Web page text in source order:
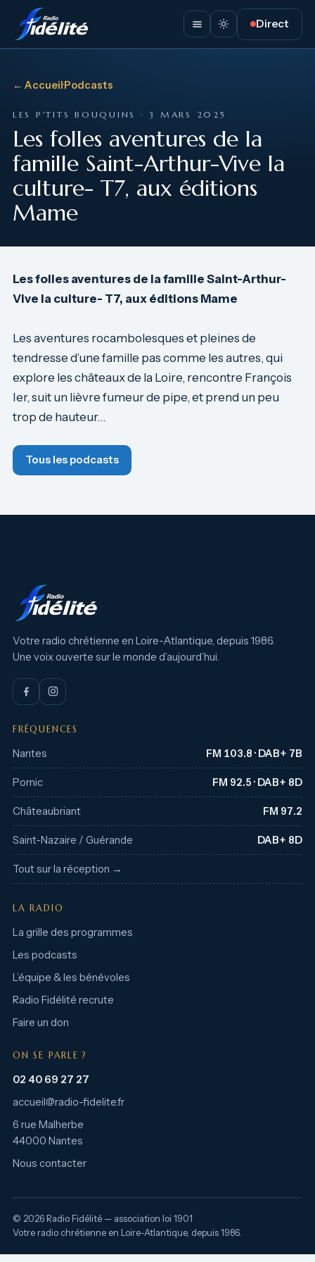
Direct
← Accueil·Podcasts
LES P'TITS BOUQUINS · 3 MARS 2025
Les folles aventures de la
famille Saint-Arthur-Vive la
culture- T7, aux éditions
Mame
Les folles aventures de la famille Saint-Arthur-
Vive la culture- T7, aux éditions Mame
Les aventures rocambolesques et pleines de
tendresse d’une famille pas comme les autres, qui
explore les châteaux de la Loire, rencontre François
Ier, suit un lièvre fumeur de pipe, et prend un peu
trop de hauteur…
Tous les podcasts
Votre radio chrétienne en Loire-Atlantique, depuis 1986.
Une voix ouverte sur le monde d’aujourd’hui.
FRÉQUENCES
Nantes FM 103.8 · DAB+ 7B
Pornic FM 92.5 · DAB+ 8D
Châteaubriant FM 97.2
Saint-Nazaire / Guérande DAB+ 8D
Tout sur la réception →
LA RADIO
La grille des programmes
Les podcasts
L’équipe & les bénévoles
Radio Fidélité recrute
Faire un don
ON SE PARLE ?
02 40 69 27 27
accueil@radio-fidelite.fr
6 rue Malherbe
44000 Nantes
Nous contacter
© 2026 Radio Fidélité — association loi 1901
Votre radio chrétienne en Loire-Atlantique, depuis 1986.